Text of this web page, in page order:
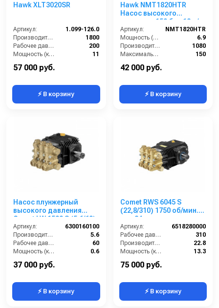
Hawk XLT3020SR
Артикул:
1.099-126.0
Производительность (л/ч):
1800
Рабочее давление (бар):
200
Мощность (кВт):
11
57 000 руб.
⚡ В корзину
Hawk NMT1820HTR
Насос высокого
давления 150 бар 18 л/
мин
Артикул:
NMT1820HTR
Мощность (л/с):
6.9
Производительность (л/ч):
1080
Максимальное давление воды (бар):
150
Объём заливаемого масла (л):
42 000 руб.
⚡ В корзину
Насос плунжерный
высокого давления
Comet LW 1509 S (5,6/60);
1450 об/мин. вал ø 24 мм
Артикул:
6300160100
Производительность (л/мин):
5.6
Рабочее давление (бар):
60
Мощность (кВт):
0.6
Обороты двигателя (об/мин):
37 000 руб.
⚡ В корзину
Comet RWS 6045 S
(22,8/310) 1750 об/мин.
вал 24мм
Артикул:
6518280000
Рабочее давление (бар):
310
Производительность (л/мин):
22.8
Мощность (кВт):
13.3
Обороты двигателя (об/мин):
75 000 руб.
⚡ В корзину